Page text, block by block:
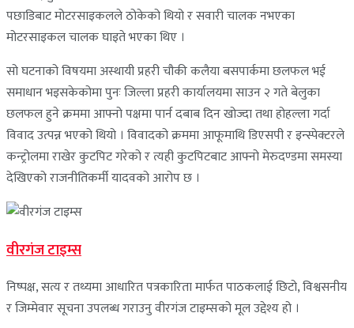
पछाडिबाट मोटरसाइकलले ठोकेको थियो र सवारी चालक नभएका
मोटरसाइकल चालक घाइते भएका थिए ।
सो घटनाको विषयमा अस्थायी प्रहरी चौकी कलैया बसपार्कमा छलफल भई
समाधान भइसकेकोमा पुनः जिल्ला प्रहरी कार्यालयमा साउन २ गते बेलुका
छलफल हुने क्रममा आफ्नो पक्षमा पार्न दबाब दिन खोज्दा तथा होहल्ला गर्दा
विवाद उत्पन्न भएको थियो । विवादको क्रममा आफूमाथि डिएसपी र इन्स्पेक्टरले
कन्ट्रोलमा राखेर कुटपिट गरेको र त्यही कुटपिटबाट आफ्नो मेरुदण्डमा समस्या
देखिएको राजनीतिकर्मी यादवको आरोप छ ।
वीरगंज टाइम्स
निष्पक्ष, सत्य र तथ्यमा आधारित पत्रकारिता मार्फत पाठकलाई छिटो, विश्वसनीय
र जिम्मेवार सूचना उपलब्ध गराउनु वीरगंज टाइम्सको मूल उद्देश्य हो ।